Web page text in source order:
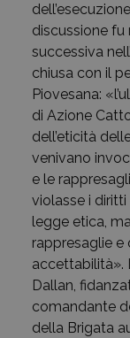
discussione fu
successiva
chiusa con il
Piovesana:
di Azione
dell’eticità
venivano
e le
violasse i
legge etica,
rappresaglie e
accettabilità».
Dallan,
comandante
della Brigata